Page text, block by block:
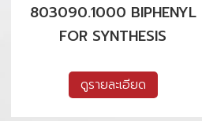
803090.1000 BIPHENYL
FOR SYNTHESIS
ดูรายละเอียด